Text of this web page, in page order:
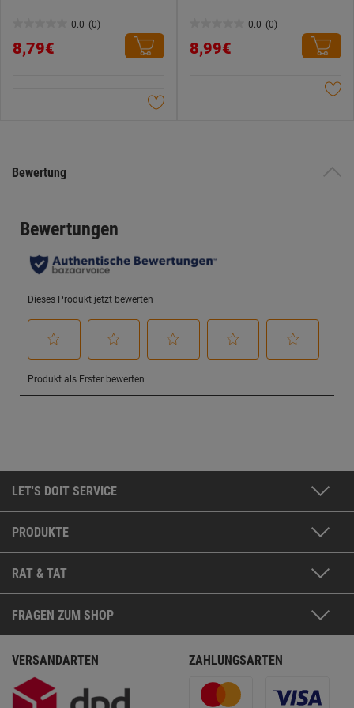
0.0 (0)
von
8,79€
0.0 (0)
von
8,99€
Bewertung
LET'S DOIT SERVICE
PRODUKTE
RAT & TAT
FRAGEN ZUM SHOP
VERSANDARTEN ZAHLUNGSARTEN